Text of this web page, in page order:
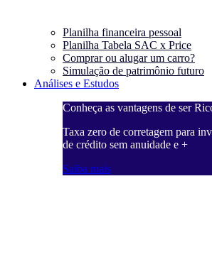
Planilha financeira pessoal
Planilha Tabela SAC x Price
Comprar ou alugar um carro?
Simulação de patrimônio futuro
Análises e Estudos
Conheça as vantagens de ser
Taxa zero de corretagem para
de crédito sem anuidade e +
Saiba mais